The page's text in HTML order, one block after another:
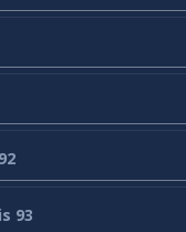
93